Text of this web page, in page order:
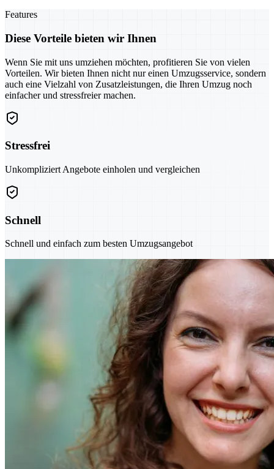
Features
Diese Vorteile bieten wir Ihnen
Wenn Sie mit uns umziehen möchten, profitieren Sie von vielen
Vorteilen. Wir bieten Ihnen nicht nur einen Umzugsservice, sondern
auch eine Vielzahl von Zusatzleistungen, die Ihren Umzug noch
einfacher und stressfreier machen.
Stressfrei
Unkompliziert Angebote einholen und vergleichen
Schnell
Schnell und einfach zum besten Umzugsangebot